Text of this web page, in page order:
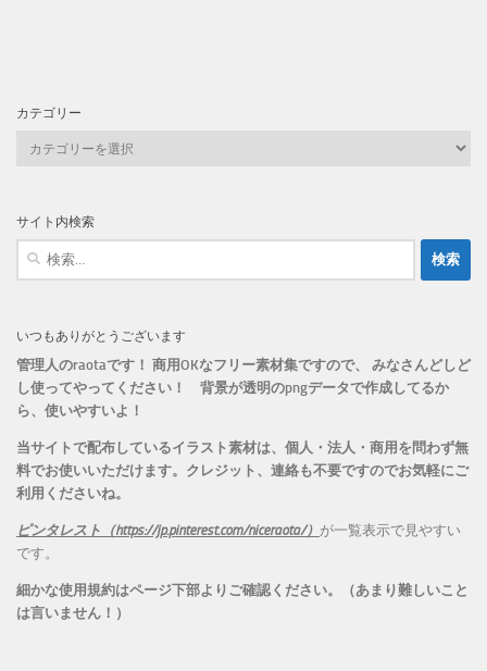
カテゴリー
ー
サイト内検索
いつもありがとうございます
管理人のraotaです！ 商用OKなフリー素材集ですので、 みなさんどしど
し使ってやってください！ 背景が透明のpngデータで作成してるか
ら、 使いやすいよ！
当サイトで配布しているイラスト素材は、個人・法人・商用を問わず無
料でお使いいただけます。 クレジット、連絡も不要ですのでお気軽にご
利用くださいね。
ピンタレスト（https://jp.pinterest.com/niceraota/） が一覧表示で見やすい
です。
細かな使用規約はページ下部よりご確認ください。（あまり難しいこと
は言いません！）